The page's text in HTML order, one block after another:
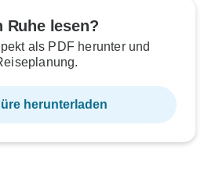
Ruhe lesen?
als PDF herunter und
herunterladen